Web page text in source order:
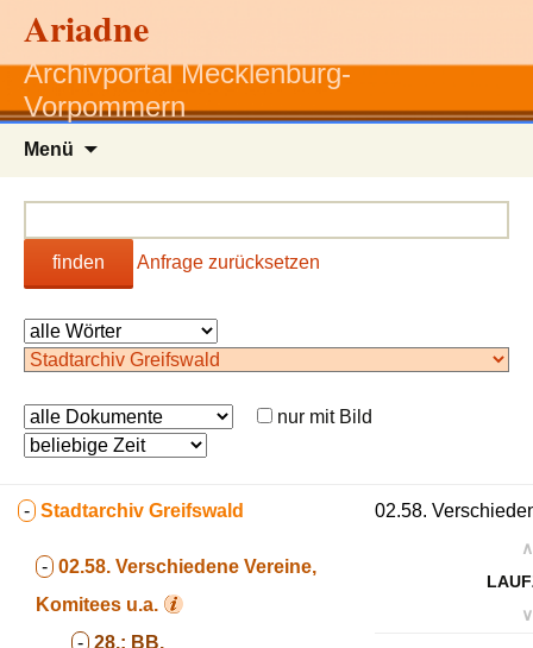
Ariadne
Archivportal Mecklenburg-
Vorpommern
Menü
finden Anfrage zurücksetzen
nur mit Bild
- Stadtarchiv Greifswald
- 02.58. Verschiedene Vereine,
Komitees u.a.
- 28.: BB.
02.58.
∧
∨